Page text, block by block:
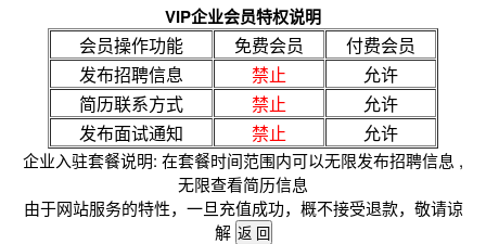
VIP企业会员特权说明
会员操作功能 免费会员
付费会员
发布招聘信息
禁止
允许
简历联系方式
禁止
允许
发布面试通知
禁止 允许
企业入驻套餐说明: 在套餐时间范围内可以无限发布招聘信息 ,
无限查看简历信息
由于网站服务的特性，一旦充值成功，概不接受退款，敬请谅
解